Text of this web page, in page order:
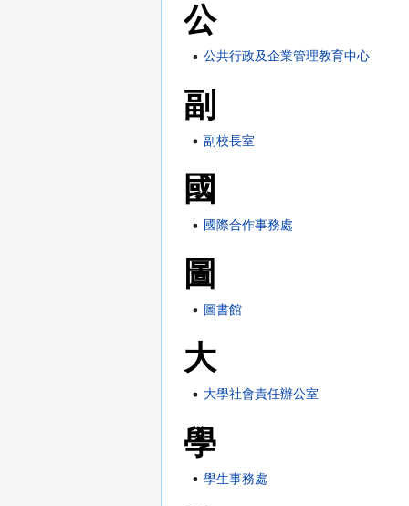
公
公共行政及企業管理教育中心
副
副校長室
國
國際合作事務處
圖
圖書館
大
大學社會責任辦公室
學
學生事務處